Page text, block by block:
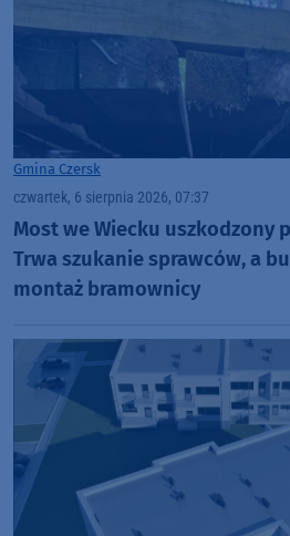
Gmina Czersk
czwartek, 6 sierpnia 2026, 07:37
Most we Wiecku uszkodzony
Trwa szukanie sprawców, a
montaż bramownicy